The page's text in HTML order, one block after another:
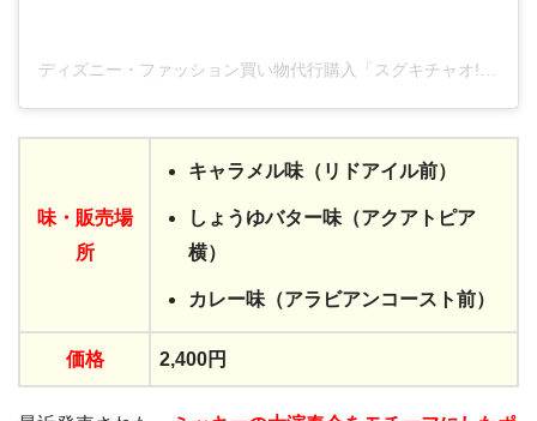
ディズニー・ファッション買い物代行購入「スグキチャオ!!」(@plussugarcom)がシェアした投稿
味・ 販売場
所
キャラメル味（リドアイル前）
しょうゆバター味（アクアトピア
横）
カレー味（アラビアンコースト前）
価格 2,400円